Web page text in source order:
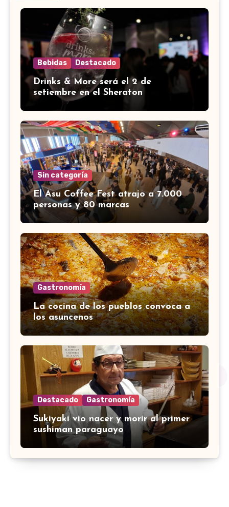
Bebidas Destacado
Drinks & More será el 2 de
setiembre en el Sheraton
Sin categoría
El Asu Coffee Fest atrajo a 7.000
personas y 80 marcas
Gastronomía
La cocina de los pueblos convoca a
los asuncenos
Destacado Gastronomía
Sukiyaki vio nacer y morir al primer
sushiman paraguayo